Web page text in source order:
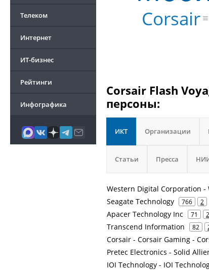
Телеком
Интернет
ИТ-бизнес
Рейтинги
Инфографика
Corsair
Corsair Flash
персоны:
ИКТ Организации
Статьи Пресса
Western Digital Corporation -
Seagate Technology 766 2
Apacer Technology Inc 71 2
Transcend Information 82
Corsair - Corsair Gaming -
Pretec Electronics - Solid
IOI Technology - IOI